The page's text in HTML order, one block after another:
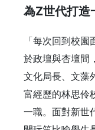
為Z世代打造
「每次回到校
於政壇與杏壇間
文化局長、文藻
富經歷的林思伶
一職。面對新世